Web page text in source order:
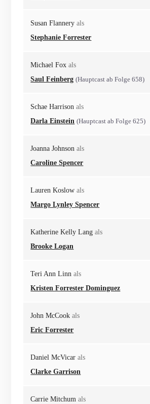
Susan Flannery als
Stephanie Forrester
Michael Fox als
Saul Feinberg (Hauptcast ab Folge 658)
Schae Harrison als
Darla Einstein (Hauptcast ab Folge 625)
Joanna Johnson als
Caroline Spencer
Lauren Koslow als
Margo Lynley Spencer
Katherine Kelly Lang als
Brooke Logan
Teri Ann Linn als
Kristen Forrester Dominguez
John McCook als
Eric Forrester
Daniel McVicar als
Clarke Garrison
Carrie Mitchum als